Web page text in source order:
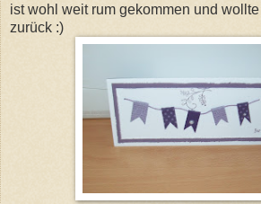
ist wohl weit rum gekommen und
zurück :)